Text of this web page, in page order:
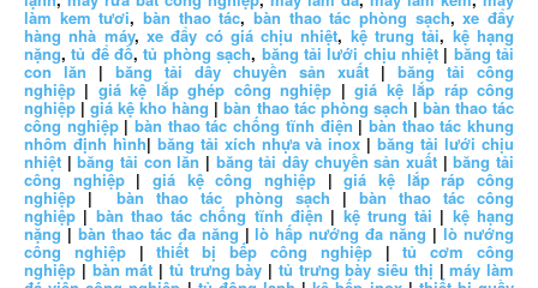
làm kem tươi,bàn thao tác,bàn thao tác phòng sạch,xe đẩy
hàng nhà máy, xe đẩy có giá chịu nhiệt, kệ trung tải, kệ hạng
nặng,tủ để đồ,tủ phòng sạch, băng tải lưới chịu nhiệt| băng tải
con lăn | băng tải dây chuyền sản xuất | băng tải công
nghiệp | giá kệ lắp ghép công nghiệp |giá kệ lắp ráp công
nghiệp |giá kệ kho hàng |bàn thao tác phòng sạch | bàn thao tác
công nghiệp|bàn thao tác chống tĩnh điện |bàn thao tác khung
nhôm định hình| băng tải xích nhựa và inox|băng tải lưới chịu
nhiệt |băng tải con lăn | băng tải dây chuyền sản xuất |băng tải
công nghiệp|giá kệ công nghiệp |giá kệ lắp ráp công
nghiệp |bàn thao tác phòng sạch| bàn thao tác công
nghiệp | bàn thao tác chống tĩnh điện | kệ trung tải | kệ hạng
nặng| bàn thao tác đa năng|lò hấp nướng đa năng |lò nướng
công nghiệp|thiết bị bếp công nghiệp|tủ cơm công
nghiệp |bàn mát | tủ trưng bày | tủ trưng bày siêu thị |máy làm